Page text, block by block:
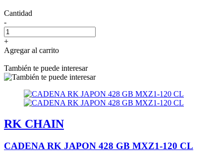
Cantidad
-
+
Agregar al carrito
También te puede interesar
RK CHAIN
CADENA RK JAPON 428 GB MXZ1-120 CL